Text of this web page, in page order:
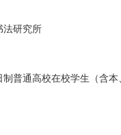
法研究所
制普通高校在校学生（含